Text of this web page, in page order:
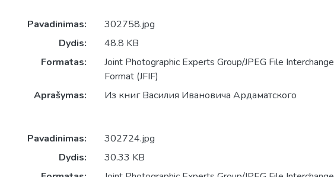
Pavadinimas:
302758.jpg
Dydis:
48.8 KB
Formatas:
Joint Photographic Experts Group/JPEG File Interchange
Format (JFIF)
Aprašymas:
Из книг Василия Ивановича Ардаматского
Pavadinimas:
302724.jpg
Dydis:
30.33 KB